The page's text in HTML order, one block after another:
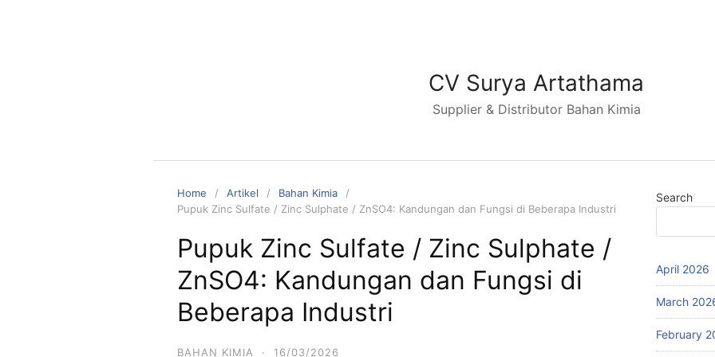
CV Surya Artathama
Supplier & Distributor Bahan Kimia
Home Artikel
Bahan Kimia
Pupuk Zinc Sulfate / Zinc Sulphate / ZnSO4: Kandungan dan Fungsi di Beberapa Industri
Pupuk Zinc Sulfate / Zinc Sulphate /
ZnSO4: Kandungan dan Fungsi di
Beberapa Industri
BAHAN KIMIA · 16/03/2026
Search
April 2026
March
February